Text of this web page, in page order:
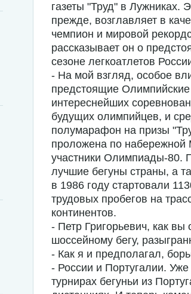
газеты "Труд" в Лужниках.
прежде, возглавляет в
чемпион и мировой
рассказывает он о
сезоне легкоатлетов
- На мой взгляд, особое
предстоящие
интереснейших
будущих олимпийцев, и
полумарафон на призы
проложена по набережной
участники Олимпиады-80.
лучшие бегуны страны, а
в 1986 году стартовали
трудовых пробегов на
континентов.
- Петр Григорьевич, как
шоссейному бегу,
- Как я и предполагал,
- России и Португалии.
турнирах бегуньи из